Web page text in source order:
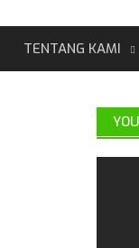
TENTANG KAMI